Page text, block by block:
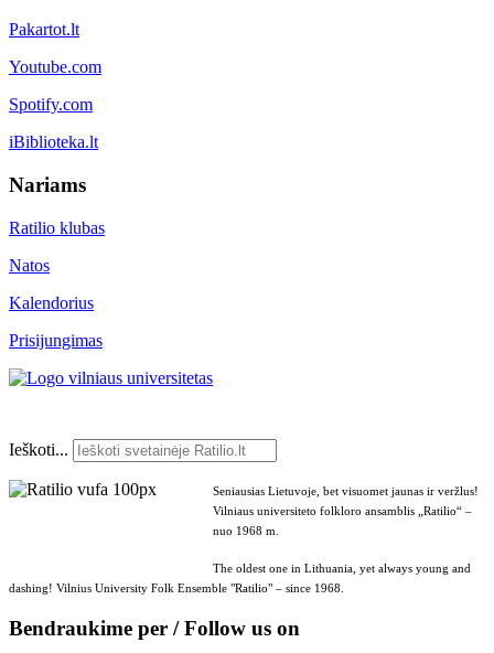
Pakartot.lt
Youtube.com
Spotify.com
iBiblioteka.lt
Nariams
Ratilio klubas
Natos
Kalendorius
Prisijungimas
Ieškoti...
Seniausias Lietuvoje, bet visuomet jaunas ir veržlus!
Vilniaus universiteto folkloro ansamblis „Ratilio“ –
nuo 1968 m.
The oldest one in Lithuania, yet always young and
dashing! Vilnius University Folk Ensemble "Ratilio" – since 1968.
Bendraukime per / Follow us on